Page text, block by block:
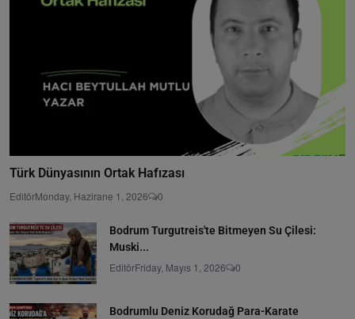
Türk Dünyasının Ortak Hafızası
EditörMonday, Hazirane 1, 2026 0
Bodrum Turgutreis'te Bitmeyen Su Çilesi:
Muski...
EditörFriday, Mayıs 1, 2026 0
Bodrumlu Deniz Korudağ Para-Karate